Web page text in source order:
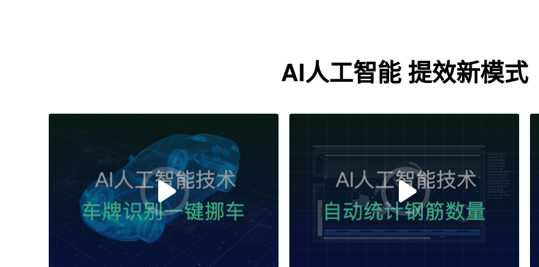
AI人工智能 提效新模式